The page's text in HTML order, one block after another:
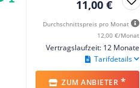
11,00 €
Durchschnittspreis pro Monat
12,00 €/Monat
Vertragslaufzeit: 12 Monate
Tarifdetails
ZUM ANBIETER *